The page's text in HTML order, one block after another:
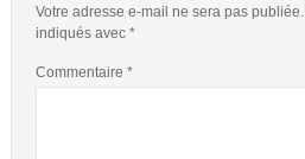
Votre adresse e-mail ne sera pas publiée.
indiqués avec *
Commentaire *